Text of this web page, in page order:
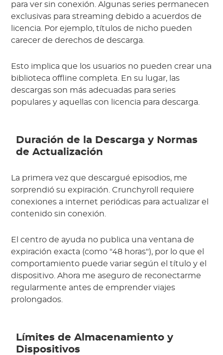
para ver sin conexión. Algunas series permanecen
exclusivas para streaming debido a acuerdos de
licencia. Por ejemplo, títulos de nicho pueden
carecer de derechos de descarga.
Esto implica que los usuarios no pueden crear una
biblioteca offline completa. En su lugar, las
descargas son más adecuadas para series
populares y aquellas con licencia para descarga.
Duración de la Descarga y Normas
de Actualización
La primera vez que descargué episodios, me
sorprendió su expiración. Crunchyroll requiere
conexiones a internet periódicas para actualizar el
contenido sin conexión.
El centro de ayuda no publica una ventana de
expiración exacta (como "48 horas"), por lo que el
comportamiento puede variar según el título y el
dispositivo. Ahora me aseguro de reconectarme
regularmente antes de emprender viajes
prolongados.
Límites de Almacenamiento y
Dispositivos